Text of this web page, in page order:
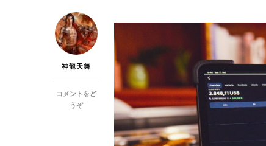
神龍天舞
コメントをど
うぞ(海